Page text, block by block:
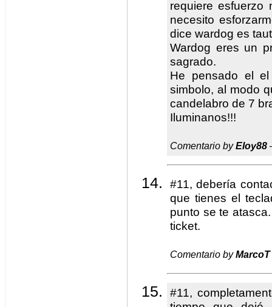
requiere esfuerzo
necesito
dice wardog es
Wardog eres un
sagrado.
He pensado el
simbolo, al modo
candelabro de 7
Iluminanos!!!
Comentario byEloy88
#11, debería
que tienes el
punto se te
ticket.
Comentario byMarcoT
#11,